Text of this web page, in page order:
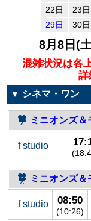
8月8日(
混雑状況は各
詳
▼ シネマ・ワン
ミニオンズ
f studio
ミニオンズ
f studio 08:50
(10:26)
22日
23日
29日
30日